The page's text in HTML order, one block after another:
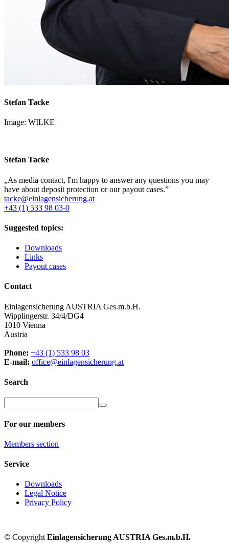
Stefan Tacke
Image: WILKE
Stefan Tacke
„As media contact, I'm happy to answer any questions you may
have about deposit protection or our payout cases.”
tacke@einlagensicherung.at
+43 (1) 533 98 03-0
Suggested topics:
Downloads
Links
Payout cases
Contact
Einlagensicherung AUSTRIA Ges.m.b.H.
Wipplingerstr. 34/4/DG4
1010 Vienna
Austria
Phone: +43 (1) 533 98 03
E-mail: office@einlagensicherung.at
Search
For our members
Members section
Service
Downloads
Legal Notice
Privacy Policy
© Copyright Einlagensicherung AUSTRIA Ges.m.b.H.